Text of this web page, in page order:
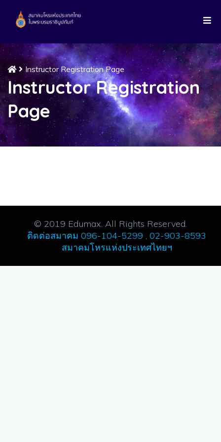
Instructor Registration Page
Instructor Registration
Page
© 2019 Edumax. All Rights Reserved.
ติดต่อสมาคม 096-104-5299 , 02-903-8593
สมาคมโหรแห่งประเทศไทยฯ